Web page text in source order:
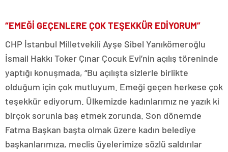
“EMEĞİ GEÇENLERE ÇOK TEŞEKKÜR EDİYORUM”
CHP İstanbul Milletvekili Ayşe Sibel Yanıkömeroğlu
İsmail Hakkı Toker Çınar Çocuk Evi’nin açılış töreninde
yaptığı konuşmada, “Bu açılışta sizlerle birlikte
olduğum için çok mutluyum. Emeği geçen herkese çok
teşekkür ediyorum. Ülkemizde kadınlarımız ne yazık ki
birçok sorunla baş etmek zorunda. Son dönemde
Fatma Başkan başta olmak üzere kadın belediye
başkanlarımıza, meclis üyelerimize sözlü saldırılar